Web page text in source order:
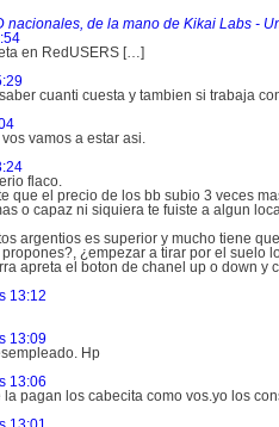
nacionales, de la mano de Kikai Labs -
en RedUSERS […]
cuanti cuesta y tambien si trabaja
vamos a estar asi.
flaco.
que el precio de los bb subio 3 veces
o capaz ni siquiera te fuiste a algun
argentios es superior y mucho tiene
¿empezar a tirar por el
apreta el boton de chanel up o down
13:12
13:09
Hp
13:06
la pagan los cabecita como vos.yo los